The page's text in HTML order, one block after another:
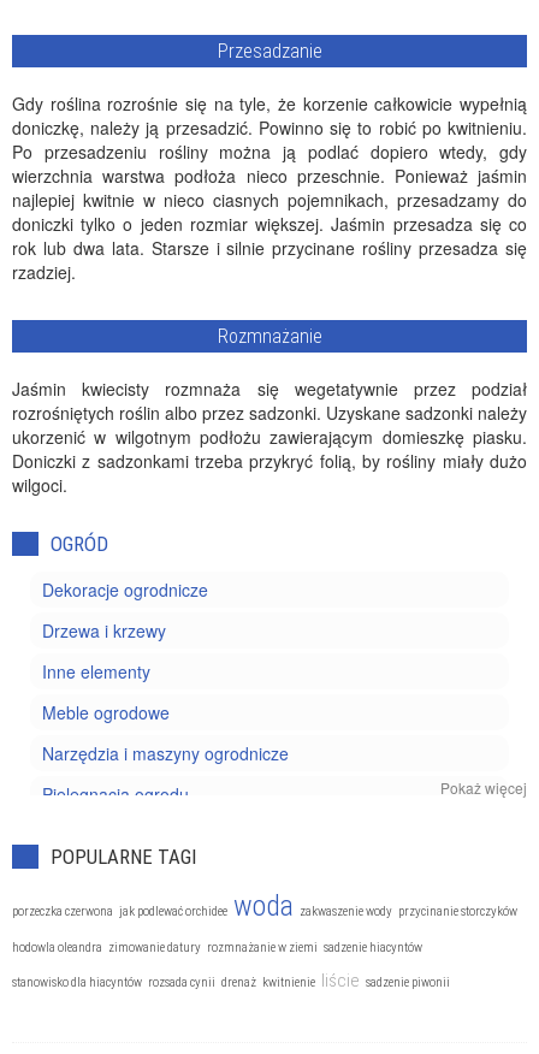
Przesadzanie
Gdy roślina rozrośnie się na tyle, że korzenie całkowicie wypełnią
doniczkę, należy ją przesadzić. Powinno się to robić po kwitnieniu.
Po przesadzeniu rośliny można ją podlać dopiero wtedy, gdy
wierzchnia warstwa podłoża nieco przeschnie. Ponieważ jaśmin
najlepiej kwitnie w nieco ciasnych pojemnikach, przesadzamy do
doniczki tylko o jeden rozmiar większej. Jaśmin przesadza się co
rok lub dwa lata. Starsze i silnie przycinane rośliny przesadza się
rzadziej.
Rozmnażanie
Jaśmin kwiecisty rozmnaża się wegetatywnie przez podział
rozrośniętych roślin albo przez sadzonki. Uzyskane sadzonki należy
ukorzenić w wilgotnym podłożu zawierającym domieszkę piasku.
Doniczki z sadzonkami trzeba przykryć folią, by rośliny miały dużo
wilgoci.
OGRÓD
Dekoracje ogrodnicze
Drzewa i krzewy
Inne elementy
Meble ogrodowe
Narzędzia i maszyny ogrodnicze
Pielęgnacja ogrodu
Szkodniki i chwasty
Uprawa kwiatów
Pokaż więcej
POPULARNE TAGI
porzeczka czerwona jak podlewać orchidee woda zakwaszenie wody przycinanie storczyków
hodowla oleandra zimowanie datury rozmnażanie w ziemi sadzenie hiacyntów
stanowisko dla hiacyntów rozsada cynii drenaż kwitnienie liście sadzenie piwonii